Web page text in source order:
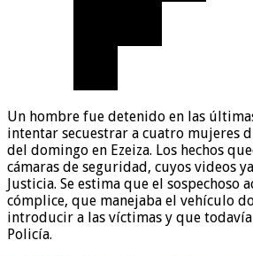
Un hombre fue detenido en las
intentar secuestrar a cuatro mujeres
del domingo en Ezeiza. Los hechos
cámaras de seguridad, cuyos videos
Justicia. Se estima que el sospechoso
cómplice, que manejaba el vehículo
introducir a las víctimas y que
Policía.